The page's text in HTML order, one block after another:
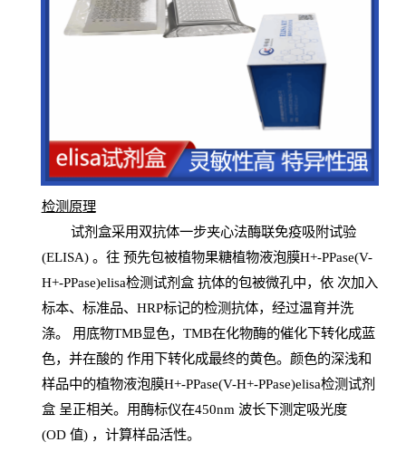
检测原理
试剂盒采用双抗体一步夹心法酶联免疫吸附试验
(ELISA) 。往 预先包被植物果糖植物液泡膜H+-PPase(V-
H+-PPase)elisa检测试剂盒抗体的包被微孔中，依 次加入
标本、标准品、 HRP标记的检测抗体，经过温育并洗
涤。 用底物TMB显色， TMB在化物酶的催化下转化成蓝
色，并在酸的 作用下转化成最终的黄色。颜色的深浅和
样品中的植物液泡膜H+-PPase(V-H+-PPase)elisa检测试剂
盒呈正相关。用酶标仪在450nm 波长下测定吸光度
(OD 值) ，计算样品活性。